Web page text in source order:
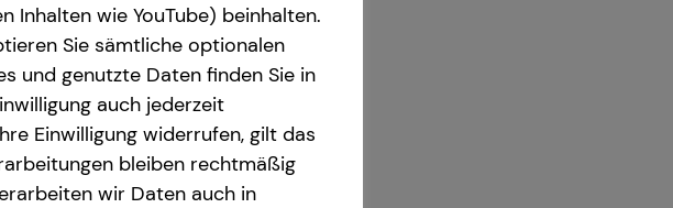
Inhalten wie YouTube) beinhalten.
Sie sämtliche optionalen
und genutzte Daten finden Sie in
auch jederzeit
Einwilligung widerrufen, gilt das
bleiben rechtmäßig
wir Daten auch in